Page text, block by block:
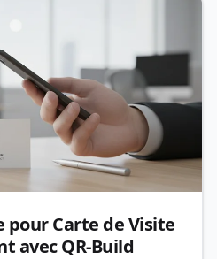
pour Carte de Visite
avec QR-Build